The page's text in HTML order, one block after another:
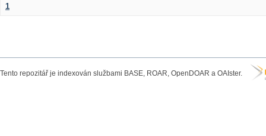
1
Tento repozitář je indexován službami BASE, ROAR, OpenDOAR a OAIster.